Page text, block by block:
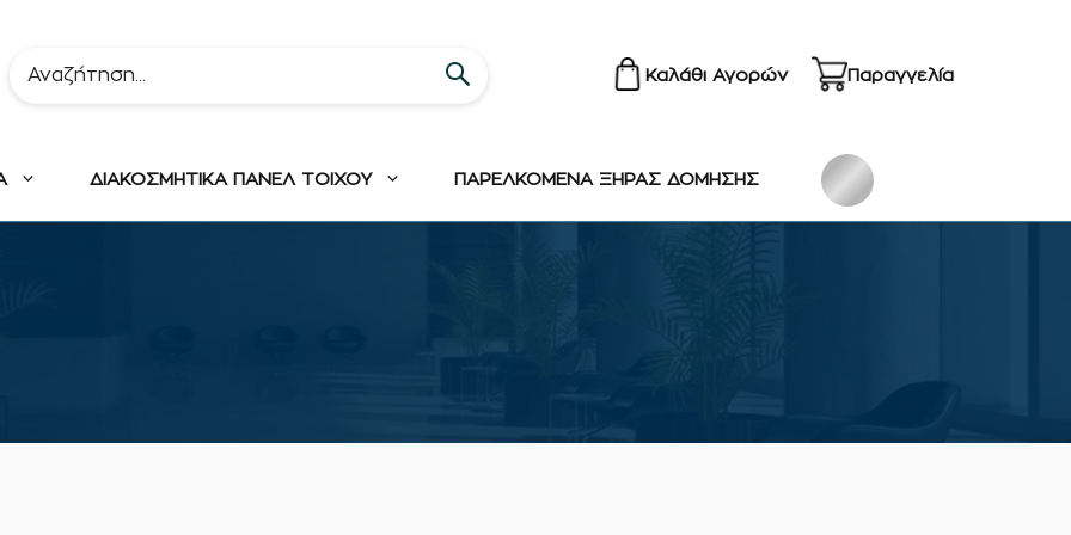
Καλάθι Αγορών Παραγγελία
ΔΙΑΚΟΣΜΗΤΙΚΑ ΠΑΝΕΛ ΤΟΙΧΟΥ ΠΑΡΕΛΚΟΜΕΝΑ ΞΗΡΑΣ ΔΟΜΗΣΗΣ